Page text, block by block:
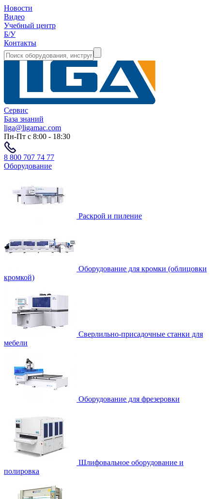
Новости
Видео
Учебный центр
Б/У
Контакты
Сервис
База знаний
liga@ligamac.com
Пн-Пт с 8:00 - 18:30
8 800 707 74 77
Оборудование
Раскрой и пиление
Оборудование для кромки (облицовки
кромкой)
Сверлильно-присадочные станки для
мебели
Оборудование для фрезеровки
Шлифовальное оборудование и
полировка